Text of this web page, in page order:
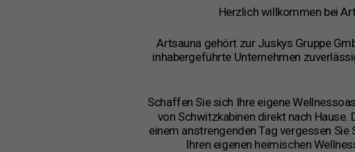
Herzlich willkommen bei
Artsauna gehört zur Juskys Gruppe
inhabergeführte Unternehmen
Schaffen Sie sich Ihre eigene
von Schwitzkabinen direkt nach
einem anstrengenden Tag vergessen
Ihren eigenen heimischen